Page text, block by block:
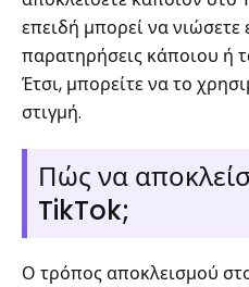
επειδή μπορεί να νιώσετε
παρατηρήσεις κάποιου ή
Έτσι, μπορείτε να το
στιγμή.
Πώς να
TikTok;
Ο τρόπος αποκλεισμού